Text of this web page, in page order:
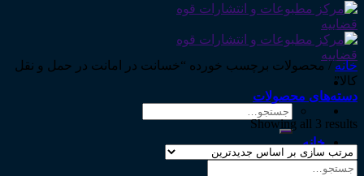
جستجو
برای:
خانه
فروشگاه
پذیرش اثر
خانه /محصولات برچسب خورده “خسانت در امانت در حمل و نقل
کالا”
دسته‌های محصولات
Showing all 3 results
جستجو